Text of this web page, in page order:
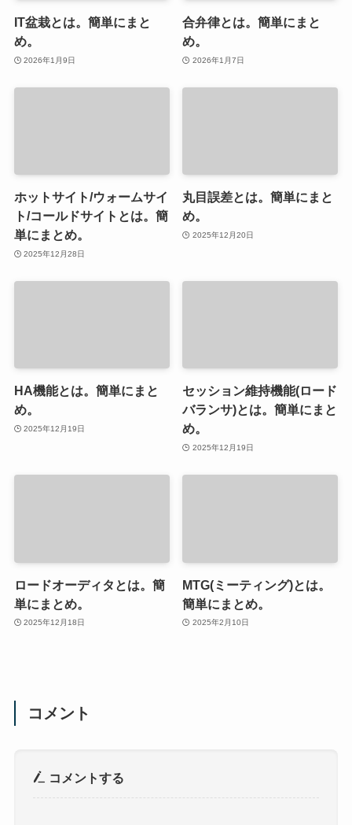
IT盆栽とは。簡単にまと
め。
2026年1月9日
合弁律とは。簡単にまと
め。
2026年1月7日
ホットサイト/ウォームサイ
ト/コールドサイトとは。簡
単にまとめ。
2025年12月28日
丸目誤差とは。簡単にまと
め。
2025年12月20日
HA機能とは。簡単にまと
め。
2025年12月19日
セッション維持機能(ロード
バランサ)とは。簡単にまと
め。
2025年12月19日
ロードオーディタとは。簡
単にまとめ。
2025年12月18日
MTG(ミーティング)とは。
簡単にまとめ。
2025年2月10日
コメント
コメントする